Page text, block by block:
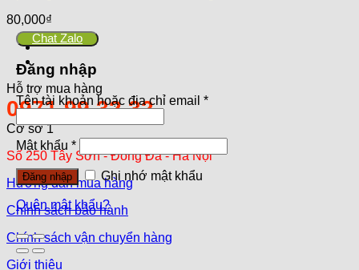
80,000₫
Hỗ trợ mua hàng
0971.99.32.32
Cơ sở 1
Số 250 Tây Sơn - Đống Đa - Hà Nội
Hướng dẫn mua hàng
Chính sách bảo hành
Chính sách vận chuyển hàng
Giới thiệu
Chat Zalo
Đăng nhập
Tên tài khoản hoặc địa chỉ email *
Mật khẩu *
Đăng nhập Ghi nhớ mật khẩu
Quên mật khẩu?